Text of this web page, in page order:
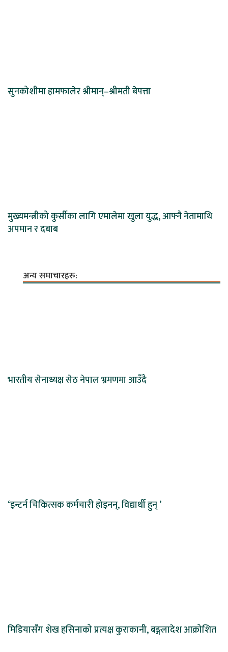
सुनकोशीमा हामफालेर श्रीमान्–श्रीमती बेपत्ता
मुख्यमन्त्रीको कुर्सीका लागि एमालेमा खुला युद्ध, आफ्नै नेतामाथि
अपमान र दबाब
अन्य समाचारहरु:
भारतीय सेनाध्यक्ष सेठ नेपाल भ्रमणमा आउँदै
‘इन्टर्न चिकित्सक कर्मचारी होइनन्, विद्यार्थी हुन् ’
मिडियासँग शेख हसिनाको प्रत्यक्ष कुराकानी, बङ्गलादेश आक्रोशित